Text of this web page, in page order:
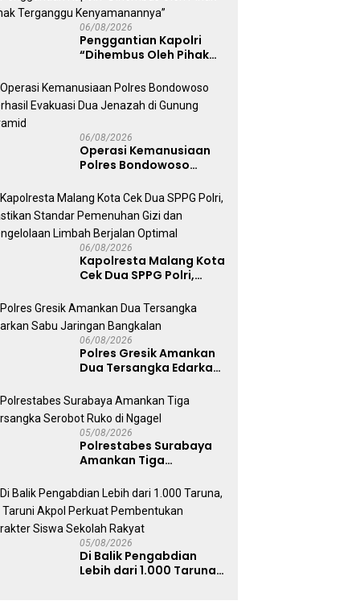
06/08/2026
Penggantian Kapolri
“Dihembus Oleh Pihak
Kenyamanannya”
06/08/2026
Operasi Kemanusiaan
Polres Bondowoso
Jenazah di Gunung
Piramid
06/08/2026
Kapolresta Malang Kota
Cek Dua SPPG Polri,
Pemenuhan Gizi dan
Pengelolaan Limbah
Berjalan Optimal
06/08/2026
Polres Gresik Amankan
Dua Tersangka Edarkan
Bangkalan
05/08/2026
Polrestabes Surabaya
Amankan Tiga
Ruko di Ngagel
05/08/2026
Di Balik Pengabdian
Lebih dari 1.000 Taruna,